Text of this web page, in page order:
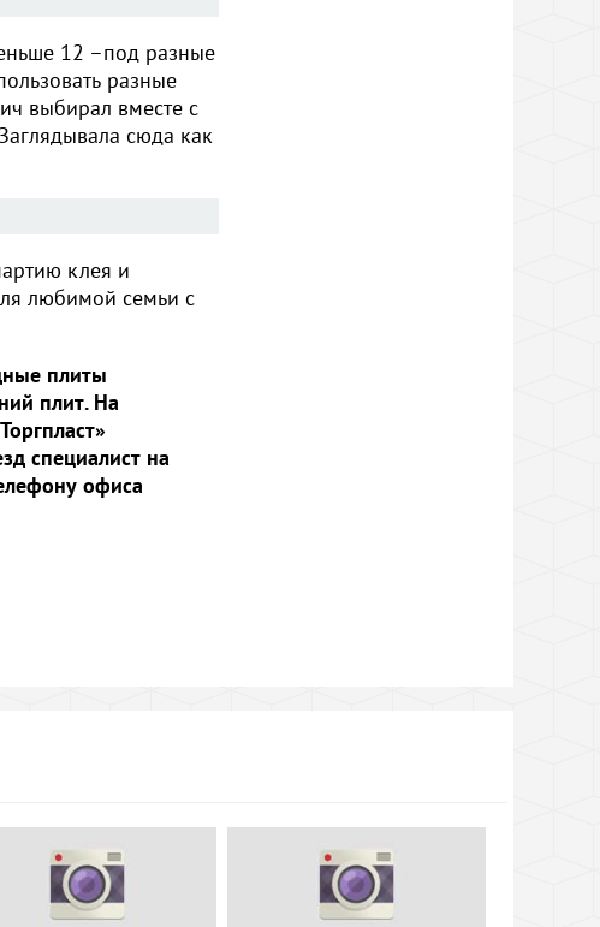
12 –под разные
разные
выбирал вместе с
сюда как
клея и
любимой семьи с
плиты
плит. На
специалист на
офиса